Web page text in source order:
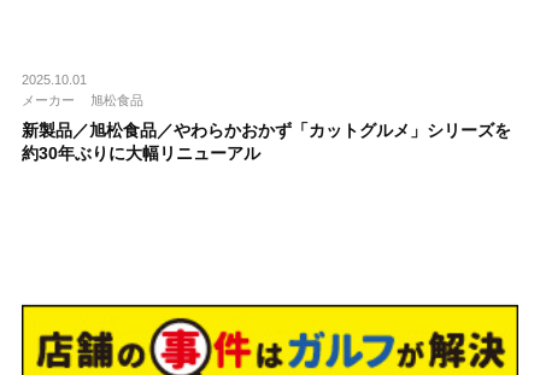
2025.10.01
メーカー
旭松食品
新製品／旭松食品／やわらかおかず「カットグルメ」シリーズを
約30年ぶりに大幅リニューアル